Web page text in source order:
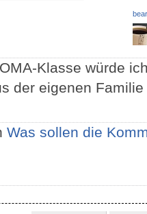
Klasse würde
der eigenen
Was sollen die